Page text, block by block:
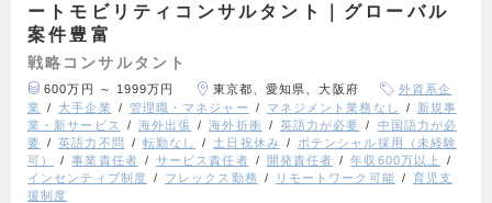
ートモビリティコンサルタント｜グローバル
案件豊富
戦略コンサルタント
600万円 ～ 1999万円 東京都、愛知県、大阪府
外資系企
業
大手企業 管理職・マネジャー マネジメント業務なし
新規事
業・新サービス
海外出張 海外折衝 英語力が必要
中国語力が必
要
英語力不問 転勤なし 土日祝休み
ポテンシャル採用（未経験
可）
事業責任者 サービス責任者 開発責任者
年収600万以上
インセンティブ制度
フレックス勤務 リモートワーク可能
育児支
援制度